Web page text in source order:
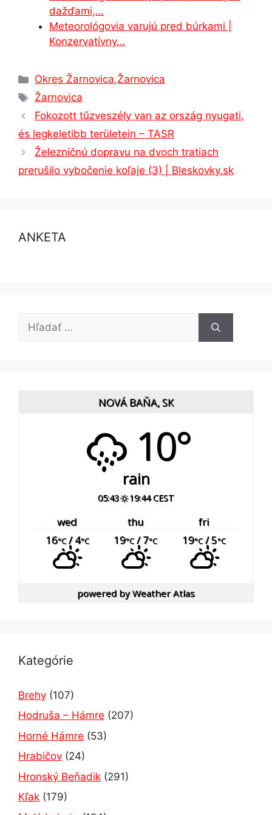
dažďami,…
Meteorológovia varujú pred búrkami |
Konzervatívny…
Kategórie
Okres Žarnovica,Žarnovica
Značky
Žarnovica
Fokozott tűzveszély van az ország nyugati,
és legkeletibb területein – TASR
Železničnú dopravu na dvoch tratiach
prerušilo vybočenie koľaje (3) | Bleskovky.sk
ANKETA
Hľadať:
NOVÁ BAŇA, SK
10°
rain
05:43 19:44 CEST
wed thu
fri
16°C/ 4°C 19°C/ 7°C 19°C/ 5°C
powered byWeather Atlas
Kategórie
Brehy (107)
Hodruša – Hámre (207)
Horné Hámre (53)
Hrabičov (24)
Hronský Beňadik (291)
Kľak (179)